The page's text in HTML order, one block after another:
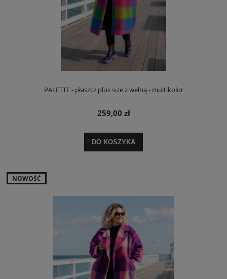
PALETTE - płaszcz plus size z wełną - multikolor
259,00 zł
DO KOSZYKA
NOWOŚĆ